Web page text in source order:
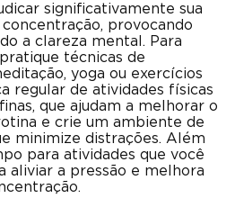
significativamente sua
provocando
a clareza mental. Para
técnicas de
yoga ou exercícios
regular de atividades físicas
que ajudam a melhorar o
e crie um ambiente de
minimize distrações. Além
para atividades que você
aliviar a pressão e melhora